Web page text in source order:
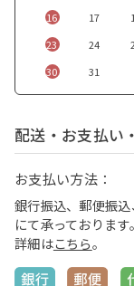
16
17
23
24
30
31
配送・お支払い
お支払い方法：
銀行振込、郵便振
にて承っております。
詳細はこちら。